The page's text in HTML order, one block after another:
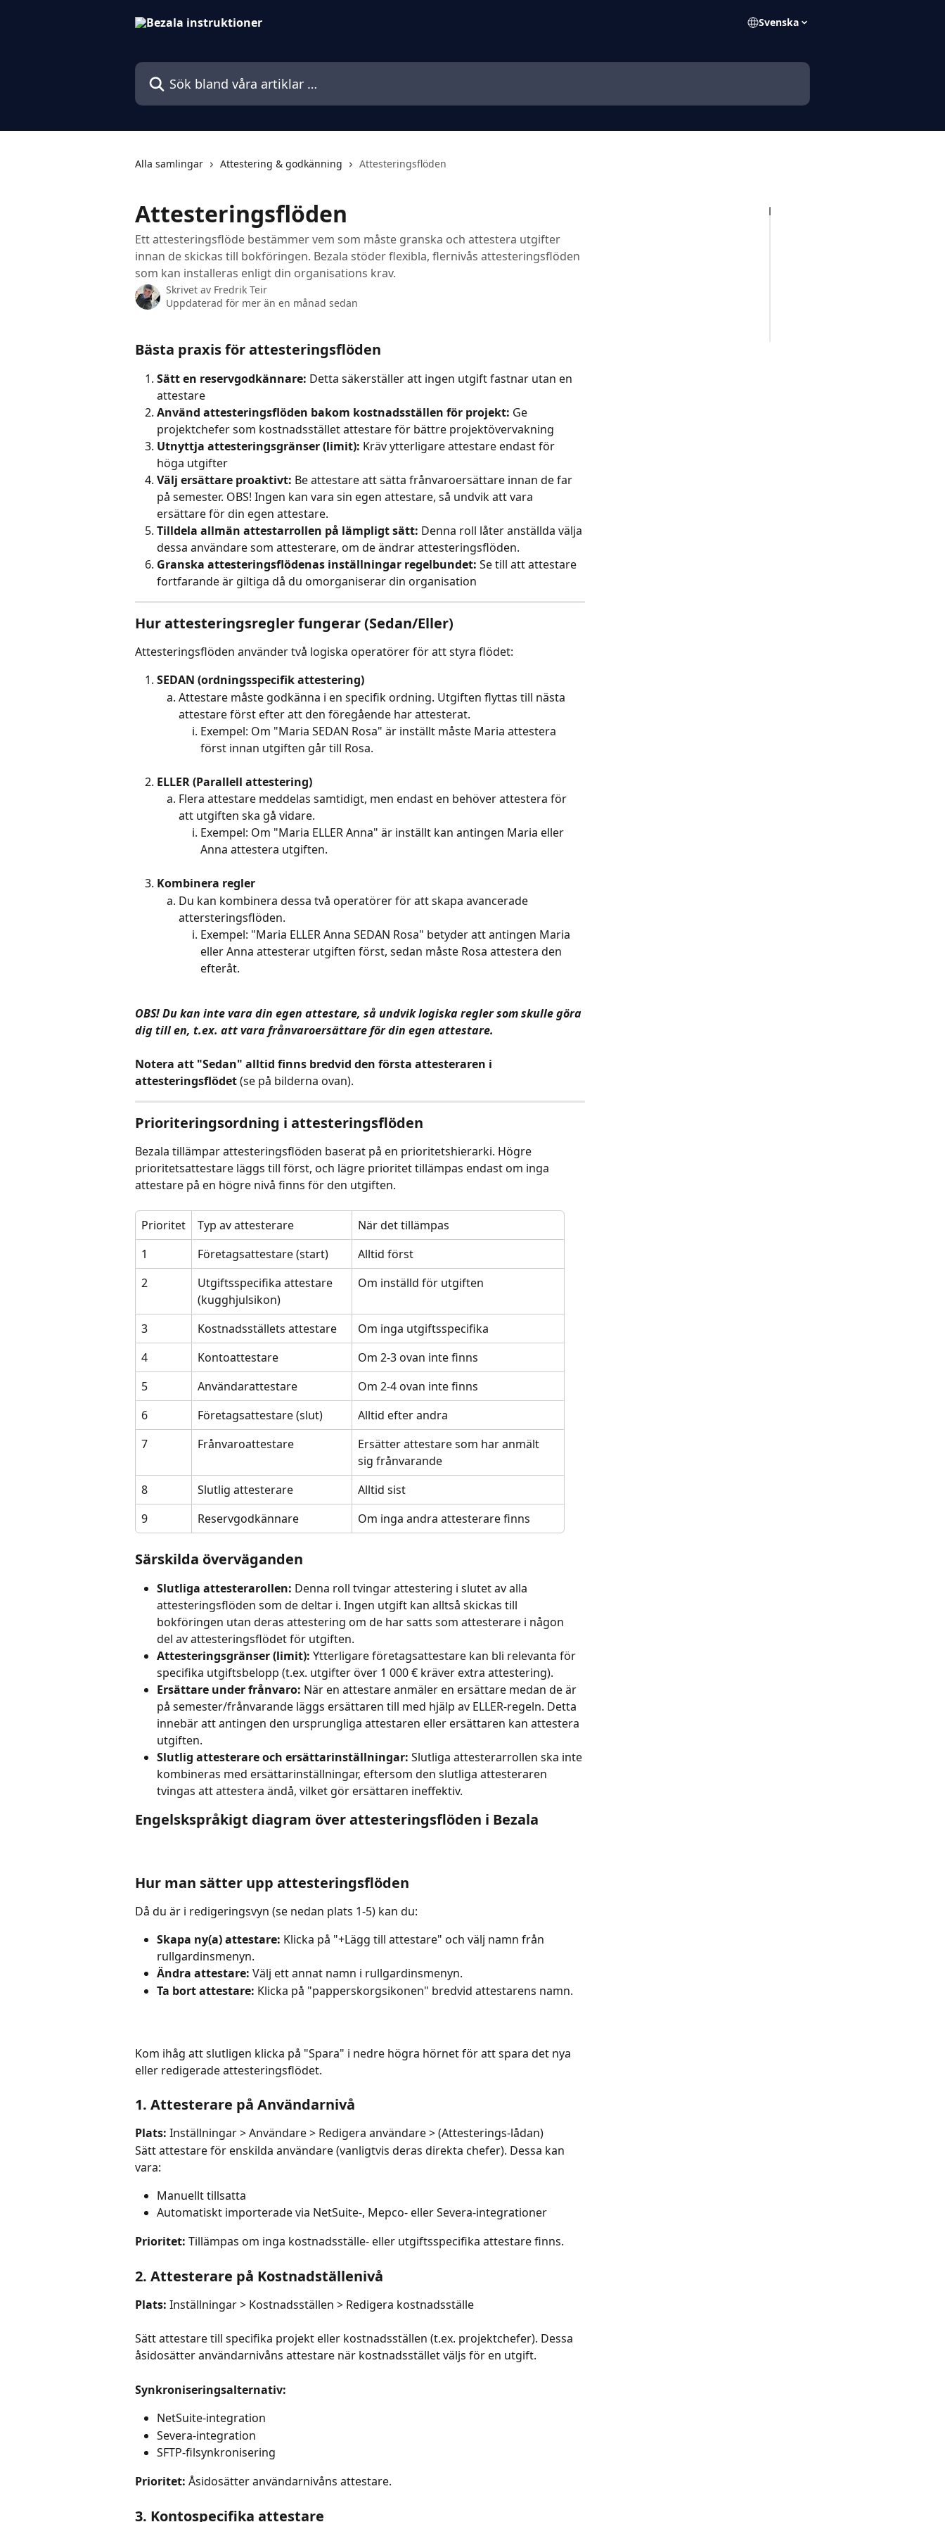
Svenska
Sök bland våra artiklar …
Alla samlingar Attestering & godkänning Attesteringsflöden
Attesteringsflöden
Ett attesteringsflöde bestämmer vem som måste granska och attestera utgifter
innan de skickas till bokföringen. Bezala stöder flexibla, flernivås attesteringsflöden
som kan installeras enligt din organisations krav.
Skrivet av Fredrik Teir
Uppdaterad för mer än en månad sedan
Bästa praxis för attesteringsflöden
Sätt en reservgodkännare: Detta säkerställer att ingen utgift fastnar utan en
attestare
Använd attesteringsflöden bakom kostnadsställen för projekt: Ge
projektchefer som kostnadsstället attestare för bättre projektövervakning
Utnyttja attesteringsgränser (limit): Kräv ytterligare attestare endast för
höga utgifter
Välj ersättare proaktivt: Be attestare att sätta frånvaroersättare innan de far
på semester. OBS! Ingen kan vara sin egen attestare, så undvik att vara
ersättare för din egen attestare.
Tilldela allmän attestarrollen på lämpligt sätt: Denna roll låter anställda välja
dessa användare som attesterare, om de ändrar attesteringsflöden.
Granska attesteringsflödenas inställningar regelbundet: Se till att attestare
fortfarande är giltiga då du omorganiserar din organisation
Hur attesteringsregler fungerar (Sedan/Eller)
Attesteringsflöden använder två logiska operatörer för att styra flödet:
SEDAN (ordningsspecifik attestering)
Attestare måste godkänna i en specifik ordning. Utgiften flyttas till nästa
attestare först efter att den föregående har attesterat.
Exempel: Om "Maria SEDAN Rosa" är inställt måste Maria attestera
först innan utgiften går till Rosa.
ELLER (Parallell attestering)
Flera attestare meddelas samtidigt, men endast en behöver attestera för
att utgiften ska gå vidare.
Exempel: Om "Maria ELLER Anna" är inställt kan antingen Maria eller
Anna attestera utgiften.
Kombinera regler
Du kan kombinera dessa två operatörer för att skapa avancerade
attersteringsflöden.
Exempel: "Maria ELLER Anna SEDAN Rosa" betyder att antingen Maria
eller Anna attesterar utgiften först, sedan måste Rosa attestera den
efteråt.
OBS! Du kan inte vara din egen attestare, så undvik logiska regler som skulle göra
dig till en, t.ex. att vara frånvaroersättare för din egen attestare.
Notera att "Sedan" alltid finns bredvid den första attesteraren i
attesteringsflödet (se på bilderna ovan).
Prioriteringsordning i attesteringsflöden
Bezala tillämpar attesteringsflöden baserat på en prioritetshierarki. Högre
prioritetsattestare läggs till först, och lägre prioritet tillämpas endast om inga
attestare på en högre nivå finns för den utgiften.
Prioritet Typ av attesterare
När det tillämpas
1
Företagsattestare (start)
Alltid först
2
Utgiftsspecifika attestare
(kugghjulsikon)
Om inställd för utgiften
3 Kostnadsställets attestare
Om inga utgiftsspecifika
4
Kontoattestare
Om 2-3 ovan inte finns
5
Användarattestare
Om 2-4 ovan inte finns
6
Företagsattestare (slut)
Alltid efter andra
7
Frånvaroattestare
Ersätter attestare som har anmält
sig frånvarande
8
Slutlig attesterare
Alltid sist
9
Reservgodkännare Om inga andra attesterare finns
Särskilda överväganden
Slutliga attesterarollen: Denna roll tvingar attestering i slutet av alla
attesteringsflöden som de deltar i. Ingen utgift kan alltså skickas till
bokföringen utan deras attestering om de har satts som attesterare i någon
del av attesteringsflödet för utgiften.
Attesteringsgränser (limit): Ytterligare företagsattestare kan bli relevanta för
specifika utgiftsbelopp (t.ex. utgifter över 1 000 € kräver extra attestering).
Ersättare under frånvaro: När en attestare anmäler en ersättare medan de är
på semester/frånvarande läggs ersättaren till med hjälp av ELLER-regeln. Detta
innebär att antingen den ursprungliga attestaren eller ersättaren kan attestera
utgiften.
Slutlig attesterare och ersättarinställningar: Slutliga attesterarrollen ska inte
kombineras med ersättarinställningar, eftersom den slutliga attesteraren
tvingas att attestera ändå, vilket gör ersättaren ineffektiv.
Engelskspråkigt diagram över attesteringsflöden i Bezala
Hur man sätter upp attesteringsflöden
Då du är i redigeringsvyn (se nedan plats 1-5) kan du:
Skapa ny(a) attestare: Klicka på "+Lägg till attestare" och välj namn från
rullgardinsmenyn.
Ändra attestare: Välj ett annat namn i rullgardinsmenyn.
Ta bort attestare: Klicka på "papperskorgsikonen" bredvid attestarens namn.
Kom ihåg att slutligen klicka på "Spara" i nedre högra hörnet för att spara det nya
eller redigerade attesteringsflödet.
1. Attesterare på Användarnivå
Plats: Inställningar > Användare > Redigera användare > (Attesterings-lådan)
Sätt attestare för enskilda användare (vanligtvis deras direkta chefer). Dessa kan
vara:
Manuellt tillsatta
Automatiskt importerade via NetSuite-, Mepco- eller Severa-integrationer
Prioritet: Tillämpas om inga kostnadsställe- eller utgiftsspecifika attestare finns.
2. Attesterare på Kostnadställenivå
Plats: Inställningar > Kostnadsställen > Redigera kostnadsställe
Sätt attestare till specifika projekt eller kostnadsställen (t.ex. projektchefer). Dessa
åsidosätter användarnivåns attestare när kostnadsstället väljs för en utgift.
Synkroniseringsalternativ:
NetSuite-integration
Severa-integration
SFTP-filsynkronisering
Prioritet: Åsidosätter användarnivåns attestare.
3. Kontospecifika attestare